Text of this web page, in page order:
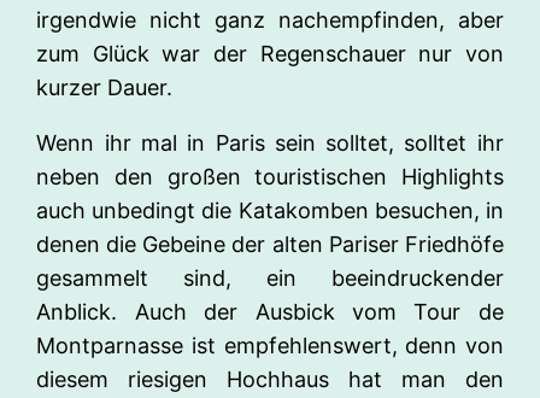
irgendwie nicht ganz nachempfinden, aber
zum Glück war der Regenschauer nur von
kurzer Dauer.
Wenn ihr mal in Paris sein solltet, solltet ihr
neben den großen touristischen Highlights
auch unbedingt die Katakomben besuchen, in
denen die Gebeine der alten Pariser Friedhöfe
gesammelt sind, ein beeindruckender
Anblick. Auch der Ausbick vom Tour de
Montparnasse ist empfehlenswert, denn von
diesem riesigen Hochhaus hat man den